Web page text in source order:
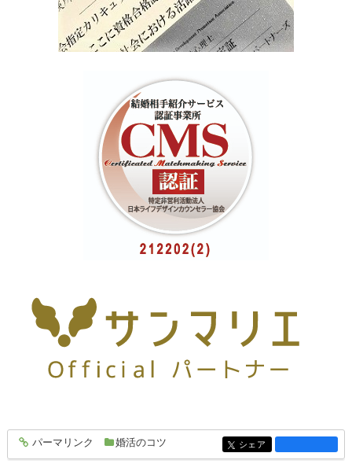
entry2708
パーマリンク 婚活のコツ entry2708
シェア